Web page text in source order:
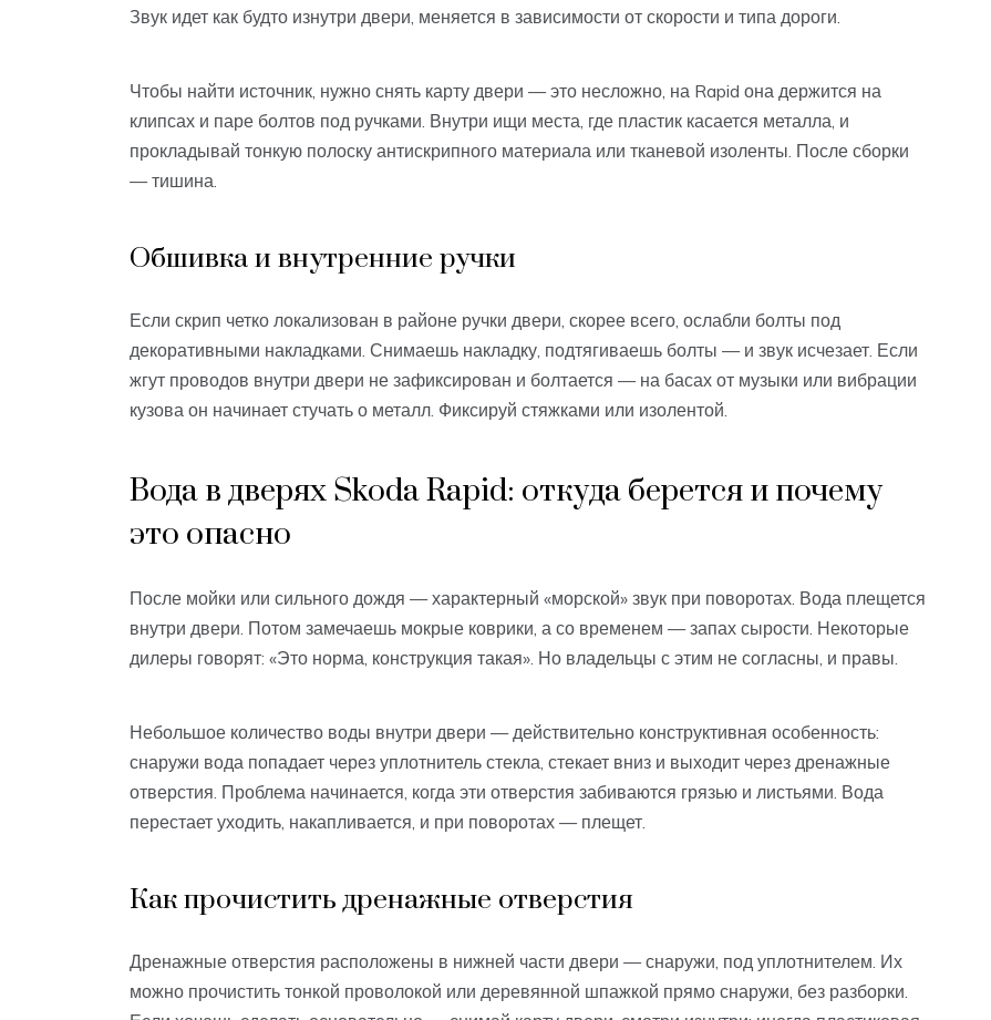
Звук идет как будто изнутри двери, меняется в зависимости от скорости и типа дороги.
Чтобы найти источник, нужно снять карту двери — это несложно, на Rapid она держится на
клипсах и паре болтов под ручками. Внутри ищи места, где пластик касается металла, и
прокладывай тонкую полоску антискрипного материала или тканевой изоленты. После сборки
— тишина.
Обшивка и внутренние ручки
Если скрип четко локализован в районе ручки двери, скорее всего, ослабли болты под
декоративными накладками. Снимаешь накладку, подтягиваешь болты — и звук исчезает. Если
жгут проводов внутри двери не зафиксирован и болтается — на басах от музыки или вибрации
кузова он начинает стучать о металл. Фиксируй стяжками или изолентой.
Вода в дверях Skoda Rapid: откуда берется и почему
это опасно
После мойки или сильного дождя — характерный «морской» звук при поворотах. Вода плещется
внутри двери. Потом замечаешь мокрые коврики, а со временем — запах сырости. Некоторые
дилеры говорят: «Это норма, конструкция такая». Но владельцы с этим не согласны, и правы.
Небольшое количество воды внутри двери — действительно конструктивная особенность:
снаружи вода попадает через уплотнитель стекла, стекает вниз и выходит через дренажные
отверстия. Проблема начинается, когда эти отверстия забиваются грязью и листьями. Вода
перестает уходить, накапливается, и при поворотах — плещет.
Как прочистить дренажные отверстия
Дренажные отверстия расположены в нижней части двери — снаружи, под уплотнителем. Их
можно прочистить тонкой проволокой или деревянной шпажкой прямо снаружи, без разборки.